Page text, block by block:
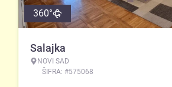
360°
Salajka
NOVI SAD
ŠIFRA: #575068